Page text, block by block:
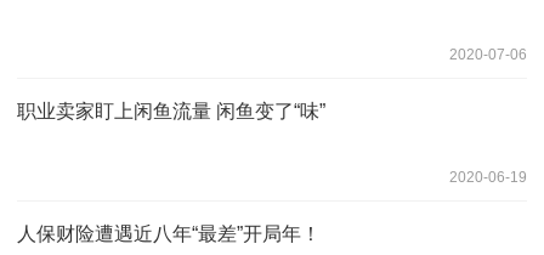
2020-07-06
职业卖家盯上闲鱼流量 闲鱼变了“味”
2020-06-19
人保财险遭遇近八年“最差”开局年！